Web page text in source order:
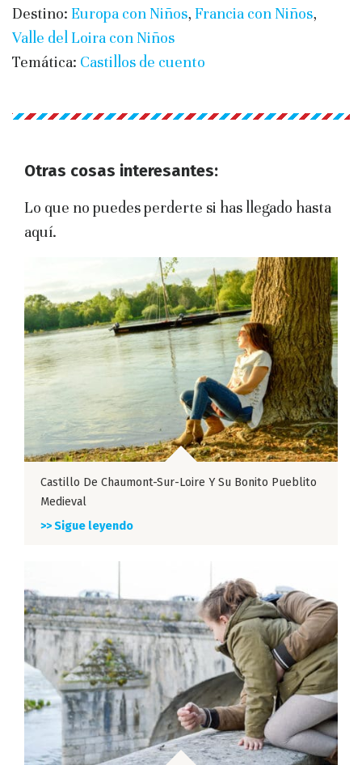
Destino: Europa con Niños, Francia con Niños,
Valle del Loira con Niños
Temática: Castillos de cuento
Otras cosas interesantes:
Lo que no puedes perderte si has llegado hasta
aquí.
Castillo De Chaumont-Sur-Loire Y Su Bonito Pueblito
Medieval
>> Sigue leyendo